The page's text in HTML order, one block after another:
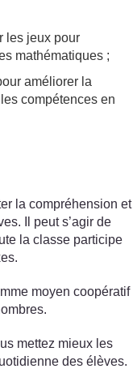
les jeux pour
mathématiques ;
améliorer la
compétences en
la compréhension et
Il peut s’agir de
la classe participe
moyen coopératif
mettez mieux les
des élèves.